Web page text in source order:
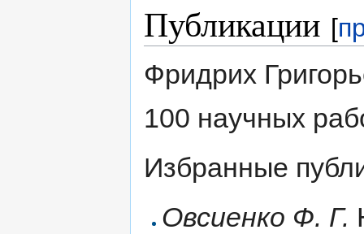
Публикации [
Фридрих
100 научных
Избранные
Овсиенко Ф. Г.